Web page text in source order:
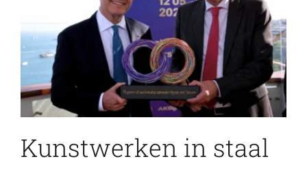
Kunstwerken in staal